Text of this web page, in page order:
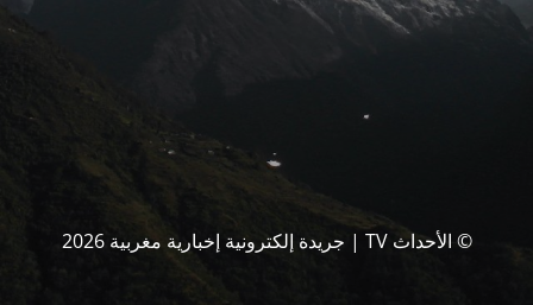
© الأحداث TV | جريدة إلكترونية إخبارية مغربية 2026